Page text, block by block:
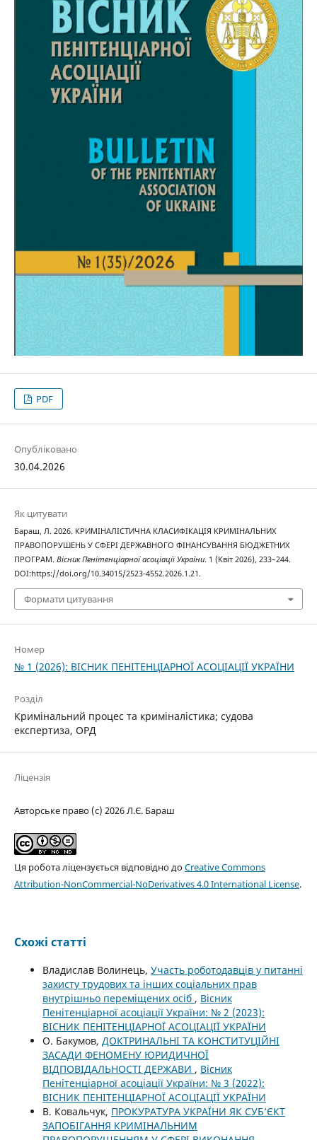
PDF
Опубліковано
30.04.2026
Як цитувати
Бараш, Л. 2026. КРИМІНАЛІСТИЧНА КЛАСИФІКАЦІЯ КРИМІНАЛЬНИХ
ПРАВОПОРУШЕНЬ У СФЕРІ ДЕРЖАВНОГО ФІНАНСУВАННЯ БЮДЖЕТНИХ
ПРОГРАМ. Вісник Пенітенціарної асоціації України. 1 (Квіт 2026), 233–244.
DOI:https://doi.org/10.34015/2523-4552.2026.1.21.
Формати цитування
Номер
№ 1 (2026): ВІСНИК ПЕНІТЕНЦІАРНОЇ АСОЦІАЦІЇ УКРАЇНИ
Розділ
Кримінальний процес та криміналістика; судова
експертиза, ОРД
Ліцензія
Авторське право (c) 2026 Л.Є. Бараш
Ця робота ліцензується відповідно доCreative Commons
Attribution-NonCommercial-NoDerivatives 4.0 International License.
Схожі статті
Владислав Волинець, Участь роботодавців у питанні
захисту трудових та інших соціальних прав
внутрішньо переміщених осіб , Вісник
Пенітенціарної асоціації України: № 2 (2023):
ВІСНИК ПЕНІТЕНЦІАРНОЇ АСОЦІАЦІЇ УКРАЇНИ
О. Бакумов, ДОКТРИНАЛЬНІ ТА КОНСТИТУЦІЙНІ
ЗАСАДИ ФЕНОМЕНУ ЮРИДИЧНОЇ
ВІДПОВІДАЛЬНОСТІ ДЕРЖАВИ , Вісник
Пенітенціарної асоціації України: № 3 (2022):
ВІСНИК ПЕНІТЕНЦІАРНОЇ АСОЦІАЦІЇ УКРАЇНИ
В. Ковальчук, ПРОКУРАТУРА УКРАЇНИ ЯК СУБ’ЄКТ
ЗАПОБІГАННЯ КРИМІНАЛЬНИМ